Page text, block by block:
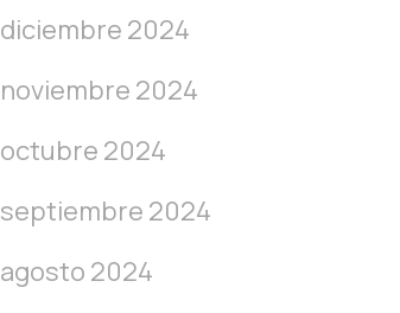
diciembre 2024
noviembre 2024
octubre 2024
septiembre 2024
agosto 2024